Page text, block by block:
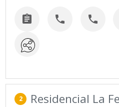
  
2 Residencial La